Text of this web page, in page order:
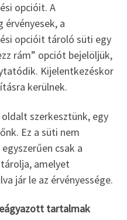
opcióit. A
érvényesek, a
opcióit tároló süti egy
rám” opciót bejelöljük,
Kijelentkezéskor
kerülnek.
szerkesztünk, egy
Ez a süti nem
csak a
amelyet
jár le az érvényessége.
tartalmak